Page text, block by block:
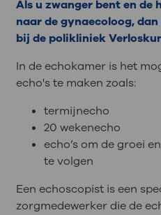
Als u zwanger bent en
naar de gynaecoloog,
bij de polikliniek
In de echokamer is het
echo's te maken zoals:
termijnecho
20 wekenecho
echo’s om de groei
te volgen
Een echoscopist is een
zorgmedewerker die de